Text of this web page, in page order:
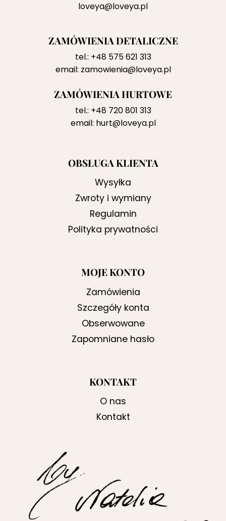
loveya@loveya.pl
ZAMÓWIENIA DETALICZNE
tel.: +48 575 621 313
email: zamowienia@loveya.pl
ZAMÓWIENIA HURTOWE
tel.: +48 720 801 313
email: hurt@loveya.pl
OBSŁUGA KLIENTA
Wysyłka
Zwroty i wymiany
Regulamin
Polityka prywatności
MOJE KONTO
Zamówienia
Szczegóły konta
Obserwowane
Zapomniane hasło
KONTAKT
O nas
Kontakt